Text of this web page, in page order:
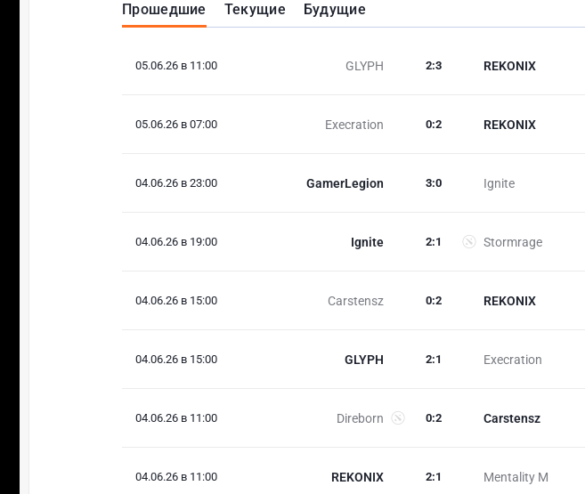
Прошедшие Текущие Будущие
05.06.26 в 11:00 GLYPH REKONIX
2:3
05.06.26 в 07:00 Execration REKONIX
0:2
04.06.26 в 23:00 GamerLegion Ignite
3:0
04.06.26 в 19:00 Ignite Stormrage
2:1
04.06.26 в 15:00 Carstensz REKONIX
0:2
04.06.26 в 15:00 GLYPH Execration
2:1
04.06.26 в 11:00 Direborn Carstensz
0:2
04.06.26 в 11:00 REKONIX Mentality M
2:1